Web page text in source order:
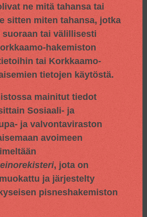
ne mitä tahansa tai
sitten miten tahansa, jotka
tai välillisesti
hakemiston
tai Korkkaamo-
tietojen käytöstä.
mainitut tiedot
Sosiaali- ja
ja valvontaviraston
avoimeen
, jota on
ja järjestelty
pisneshakemiston